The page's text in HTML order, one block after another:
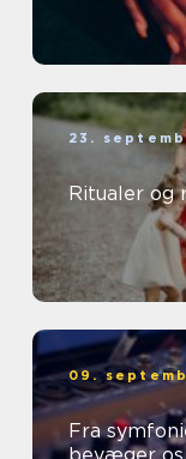
23.
Ritualer og
09.
Fra